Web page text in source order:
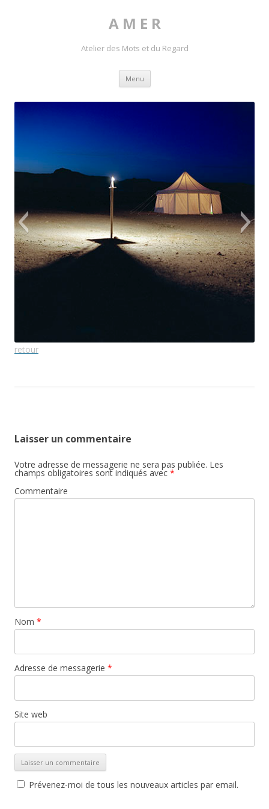
A M E R
Atelier des Mots et du Regard
Menu Skip to content
retour
Laisser un commentaire
Votre adresse de messagerie ne sera pas publiée. Les
champs obligatoires sont indiqués avec *
Commentaire
Nom *
Adresse de messagerie *
Site web
Prévenez-moi de tous les nouveaux articles par email.